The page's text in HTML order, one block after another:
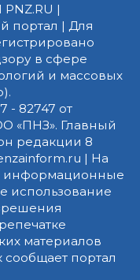
|
портал | Для
в сфере
и массовых
- 82747 от
«ПНЗ». Главный
редакции 8
| На
информационные
использование
материалов
сообщает портал